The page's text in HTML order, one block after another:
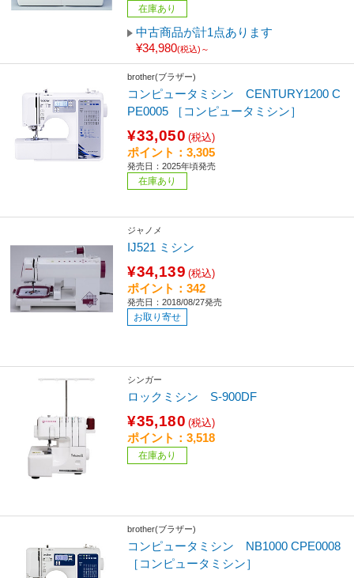
在庫あり
中古商品が計1点あります
¥34,980(税込)～
brother(ブラザー)
コンピュータミシン CENTURY1200 C
PE0005 ［コンピュータミシン］
¥33,050 (税込)
ポイント：3,305
発売日：2025年頃発売
在庫あり
ジャノメ
IJ521 ミシン
¥34,139 (税込)
ポイント：342
発売日：2018/08/27発売
お取り寄せ
シンガー
ロックミシン S-900DF
¥35,180 (税込)
ポイント：3,518
在庫あり
brother(ブラザー)
コンピュータミシン NB1000 CPE0008
［コンピュータミシン］